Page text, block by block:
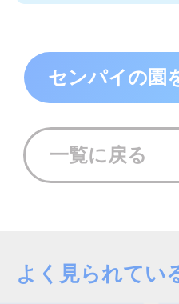
センパイの園
一覧に戻る
よく見られてい